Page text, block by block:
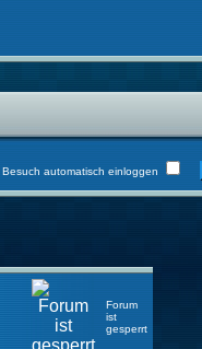
automatisch einloggen
Forum
ist
gesperrt